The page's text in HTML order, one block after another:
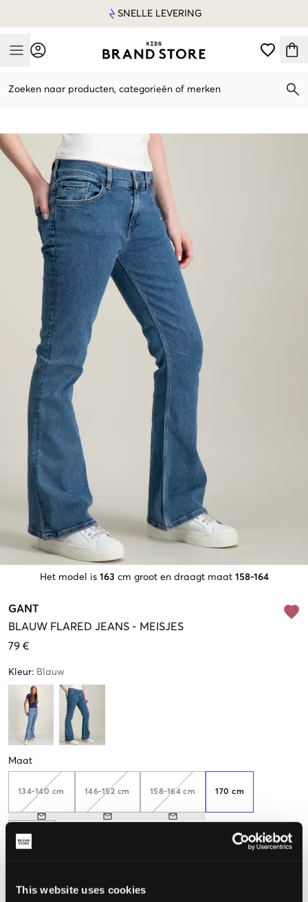
This website uses cookies
SNELLE LEVERING
Mobile Menu
Zoeken naar producten, categorieën of merken
Het model is 163 cm groot en draagt maat 158-164
GANT
BLAUW FLARED JEANS - MEISJES
79 €
Kleur: Blauw
Maat
134-140 cm 146-152 cm 158-164 cm 170 cm
176 cm